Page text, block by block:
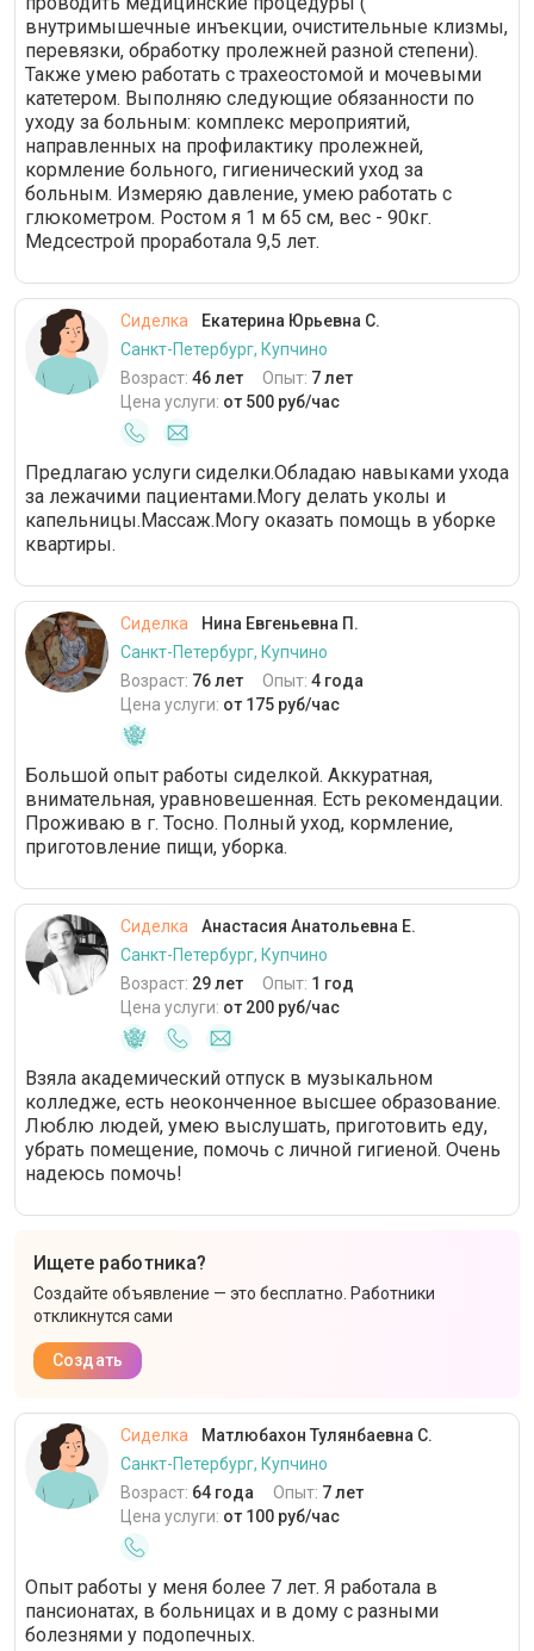
внутримышечные инъекции, очистительные клизмы,
перевязки, обработку пролежней разной степени).
Также умею работать с трахеостомой и мочевыми
катетером. Выполняю следующие обязанности по
уходу за больным: комплекс мероприятий,
направленных на профилактику пролежней,
кормление больного, гигиенический уход за
больным. Измеряю давление, умею работать с
глюкометром. Ростом я 1 м 65 см, вес - 90кг.
Медсестрой проработала 9,5 лет.
Сиделка
Екатерина Юрьевна С.
Санкт-Петербург, Купчино
Возраст: 46 лет Опыт: 7 лет
Цена услуги: от 500 руб/час
Предлагаю услуги сиделки.Обладаю навыками ухода
за лежачими пациентами.Могу делать уколы и
капельницы.Массаж.Могу оказать помощь в уборке
квартиры.
Сиделка
Нина Евгеньевна П.
Санкт-Петербург, Купчино
Возраст: 76 лет Опыт: 4 года
Цена услуги: от 175 руб/час
Большой опыт работы сиделкой. Аккуратная,
внимательная, уравновешенная. Есть рекомендации.
Проживаю в г. Тосно. Полный уход, кормление,
приготовление пищи, уборка.
Сиделка
Анастасия Анатольевна Е.
Санкт-Петербург, Купчино
Возраст: 29 лет Опыт: 1 год
Цена услуги: от 200 руб/час
Взяла академический отпуск в музыкальном
колледже, есть неоконченное высшее образование.
Люблю людей, умею выслушать, приготовить еду,
убрать помещение, помочь с личной гигиеной. Очень
надеюсь помочь!
Ищете работника?
Создайте объявление — это бесплатно. Работники
откликнутся сами
Создать
Сиделка
Матлюбахон Тулянбаевна С.
Санкт-Петербург, Купчино
Возраст: 64 года Опыт: 7 лет
Цена услуги: от 100 руб/час
Опыт работы у меня более 7 лет. Я работала в
пансионатах, в больницах и в дому с разными
болезнями у подопечных.